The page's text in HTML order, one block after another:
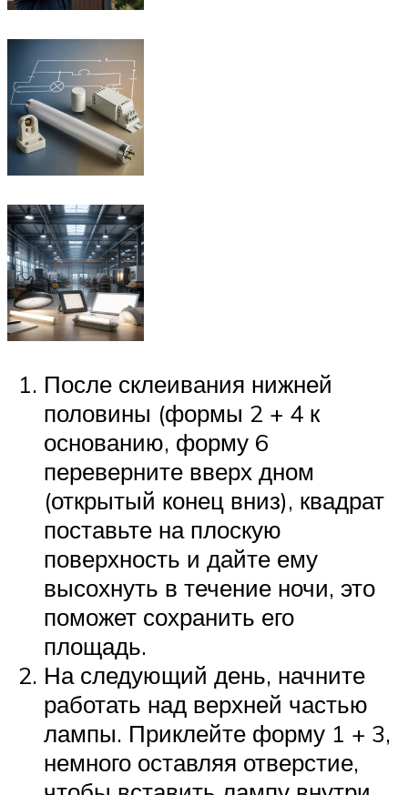
После склеивания нижней
половины (формы 2 + 4 к
основанию, форму 6
переверните вверх дном
(открытый конец вниз), квадрат
поставьте на плоскую
поверхность и дайте ему
высохнуть в течение ночи, это
поможет сохранить его
площадь.
На следующий день, начните
работать над верхней частью
лампы. Приклейте форму 1 + 3,
немного оставляя отверстие,